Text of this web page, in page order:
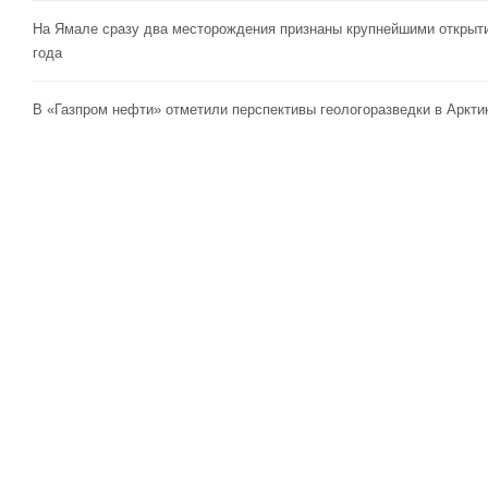
На Ямале сразу два месторождения признаны крупнейшими
года
В «Газпром нефти» отметили перспективы геологоразведки в